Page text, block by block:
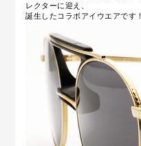
レクターに迎え、
誕生したコラボアイウエアです！